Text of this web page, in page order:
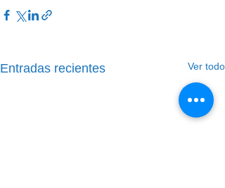
Entradas recientes Ver todo